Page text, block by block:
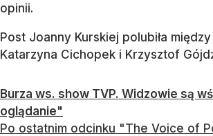
opinii.
Post Joanny Kurskiej polubiła
Katarzyna Cichopek i Krzysztof
Burza ws. show TVP. Widzowie są
oglądanie"
Po ostatnim odcinku "The Voice of